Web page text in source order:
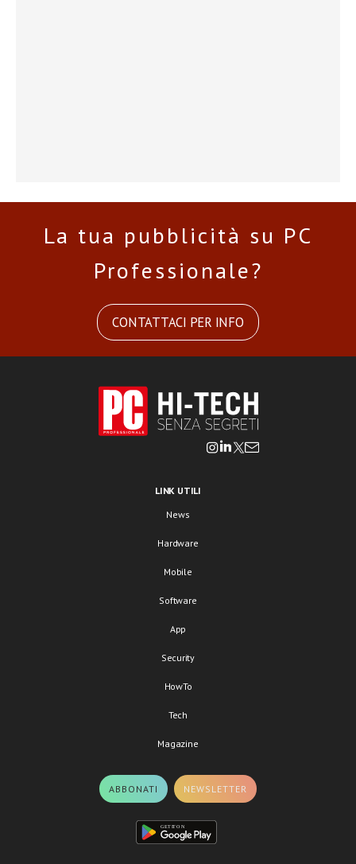
La tua pubblicità su PC
Professionale?
CONTATTACI PER INFO
LINK UTILI
News
Hardware
Mobile
Software
App
Security
HowTo
Tech
Magazine
ABBONATI NEWSLETTER